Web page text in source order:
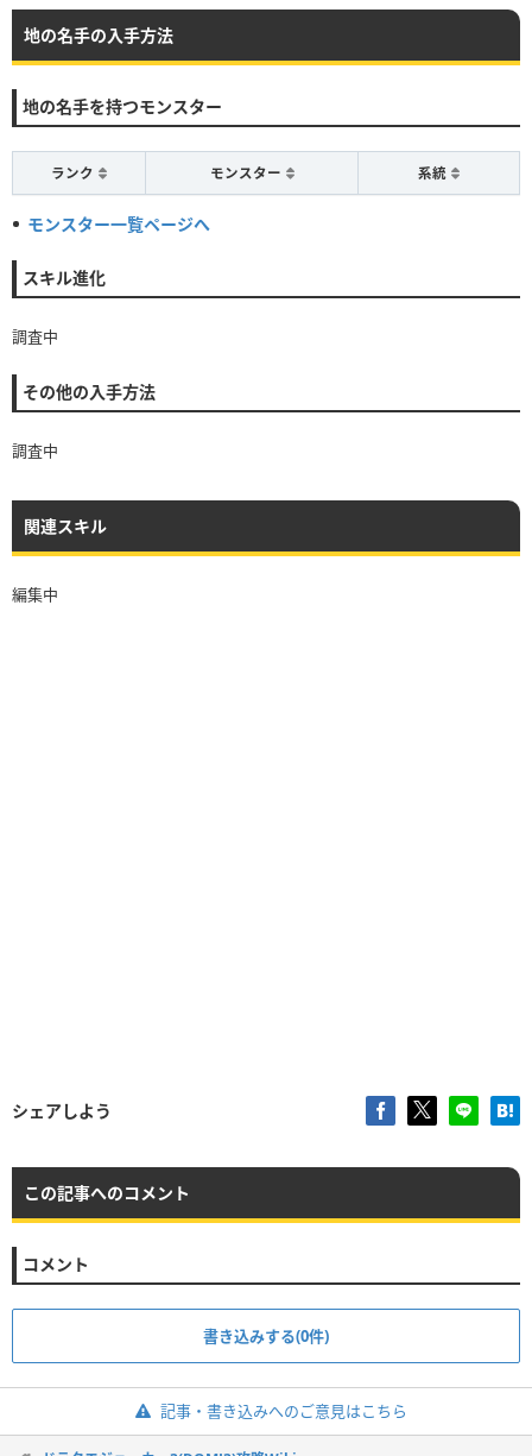
地の名手の入手方法
地の名手を持つモンスター
ランク モンスター 系統
モンスター一覧ページへ
スキル進化
調査中
その他の入手方法
調査中
関連スキル
編集中
シェアしよう
この記事へのコメント
コメント
書き込みする(0件)
記事・書き込みへのご意見はこちら